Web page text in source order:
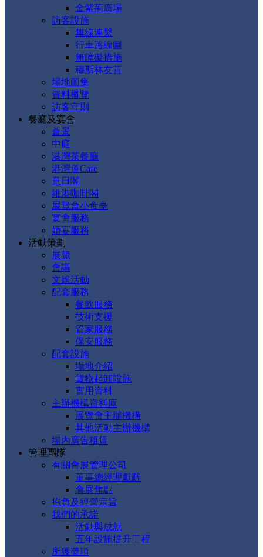
金紫荊廣場
訪客設施
無線連繫
行車路線圖
無障礙措施
穆斯林友善
場地圖集
資料概覽
訪客守則
餐廳及宴會
薈景
中庭
港灣茶餐廳
港灣道Cafe
意日閣
維港咖啡閣
展覽會小食亭
宴會服務
婚宴服務
活動策劃
展覽
會議
文娛活動
配套服務
餐飲服務
技術支援
管家服務
保安服務
配套設施
場地介紹
貨物起卸設施
實用資料
主辦機構資料庫
展覽會主辦機構
其他活動主辦機構
場內廣告租賃
管理團隊
有關會展管理公司
董事總經理獻辭
會展焦點
抱負及經營宗旨
我們的承諾
活動與成就
五年設施提升工程
所獲奬項